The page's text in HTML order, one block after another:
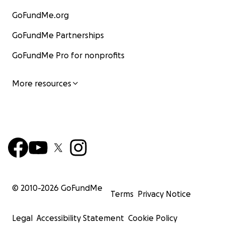
GoFundMe.org
GoFundMe Partnerships
GoFundMe Pro for nonprofits
More resources
© 2010-2026 GoFundMe
Terms Privacy Notice
Legal Accessibility Statement Cookie Policy